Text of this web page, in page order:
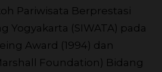
Pariwisata Berprestasi
Yogyakarta (SIWATA) pada
Award (1994) dan
Foundation) Bidang